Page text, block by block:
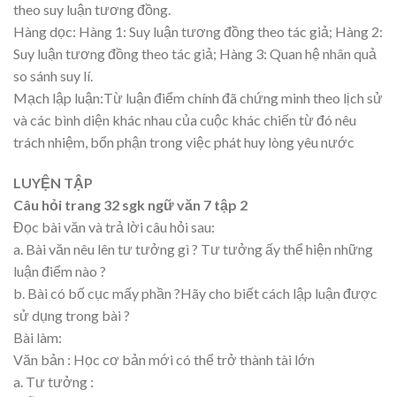
theo suy luận tương đồng.
Hàng dọc: Hàng 1: Suy luận tương đồng theo tác giả; Hàng 2:
Suy luận tương đồng theo tác giả; Hàng 3: Quan hệ nhân quả
so sánh suy lí.
Mạch lập luận:Từ luận điểm chính đã chứng minh theo lịch sử
và các bình diện khác nhau của cuộc khác chiến từ đó nêu
trách nhiệm, bổn phận trong việc phát huy lòng yêu nước
LUYỆN TẬP
Câu hỏi trang 32 sgk ngữ văn 7 tập 2
Đọc bài văn và trả lời câu hỏi sau:
a. Bài văn nêu lên tư tưởng gì ? Tư tưởng ấy thể hiện những
luận điểm nào ?
b. Bài có bố cục mấy phần ?Hãy cho biết cách lập luận được
sử dụng trong bài ?
Bài làm:
Văn bản : Học cơ bản mới có thể trở thành tài lớn
a. Tư tưởng :